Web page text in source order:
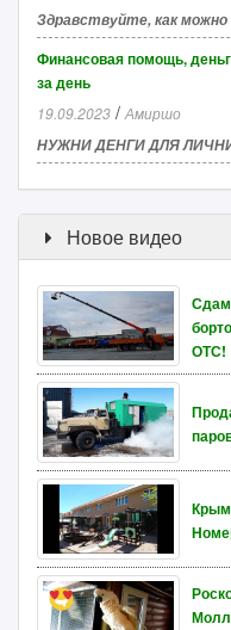
Здравствуйте, как
Финансовая помощь,
за день
19.09.2023 /Амиршо
НУЖНИ ДЕНГИ ДЛЯ
Новое видео
ОТС!